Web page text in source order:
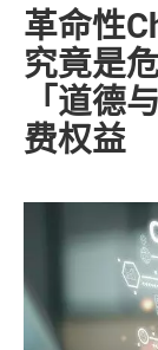
革命性
究竟是
「道德
费权益